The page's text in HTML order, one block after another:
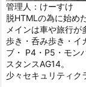
管理人：けーすけ
脱HTMLの為に始め
メインは車や旅行
歩き・呑み歩き・イ
ブ・ P4・P5・モン
スタンスAG14。
少々セキュリティク